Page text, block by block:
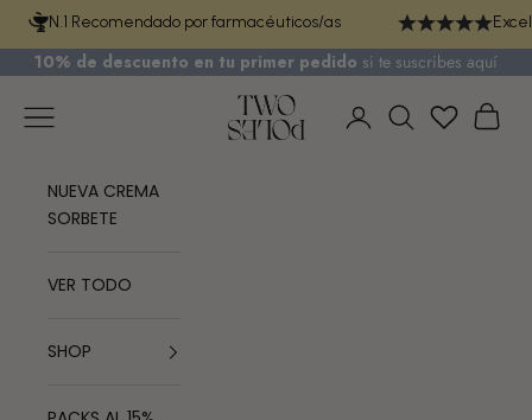
Ir al contenidoN.1 Recomendado por farmacéuticos/as
10% de descuento en tu primer pedido si te suscribes aquí
TWO POLES COSMETICS
Menú
Iniciar sesión
Buscar
NUEVA CREMA
SORBETE
VER TODO
SHOP